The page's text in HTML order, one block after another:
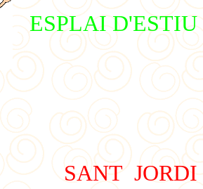
ESPLAI D'ESTIU
SANT JORDI